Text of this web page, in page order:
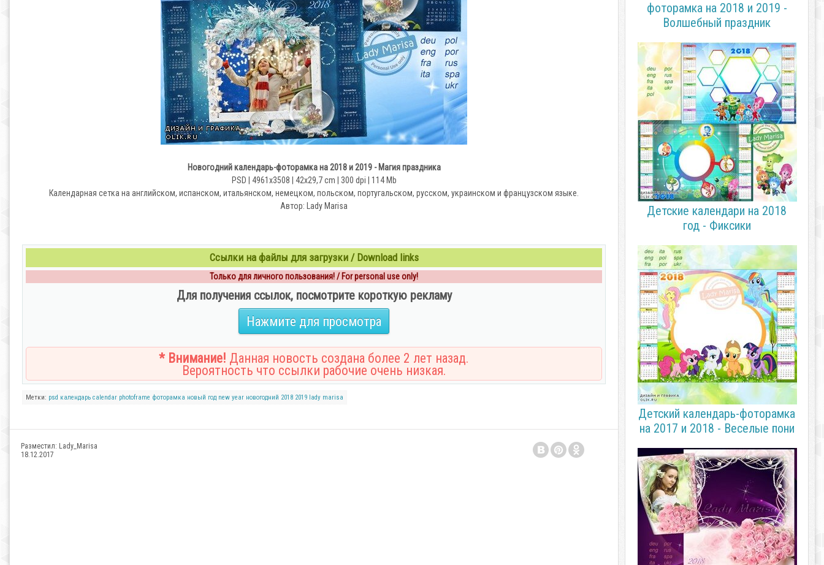
Новогодний календарь-фоторамка на 2018 и 2019 - Магия праздника
PSD | 4961х3508 | 42х29,7 cm | 300 dpi | 114 Mb
Календарная сетка на английском, испанском, итальянском, немецком, польском, португальском, русском, украинском и французском языке.
Автор: Lady Marisa
Ссылки на файлы для загрузки / Download links
Только для личного пользования! / For personal use only!
Для получения ссылок, посмотрите короткую рекламу
Нажмите для просмотра
* Внимание! Данная новость создана более 2 лет назад.
Вероятность что ссылки рабочие очень низкая.
Метки: psd календарь calendar photoframe фоторамка новый год new year новогодний 2018 2019 lady marisa
Разместил: Lady_Marisa
18.12.2017
фоторамка на 2018 и 2019 -
Волшебный праздник
Детские календари на 2018
год - Фиксики
Детский календарь-фоторамка
на 2017 и 2018 - Веселые пони